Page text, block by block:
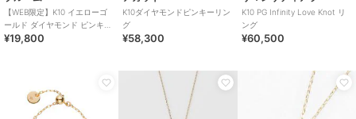
【WEB限定】K10 イエローゴ
ールド ダイヤモンド ピンキー
リング（指輪）
¥19,800
K10ダイヤモンドピンキーリン
グ
¥58,300
K10 PG Infinity Love Knot リ
ング
¥60,500